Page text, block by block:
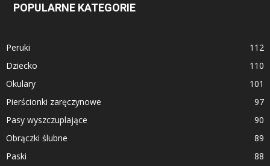
POPULARNE KATEGORIE
Peruki
112
Dziecko
110
Okulary
101
Pierścionki zaręczynowe
97
Pasy wyszczuplające
90
Obrączki ślubne
89
Paski
88